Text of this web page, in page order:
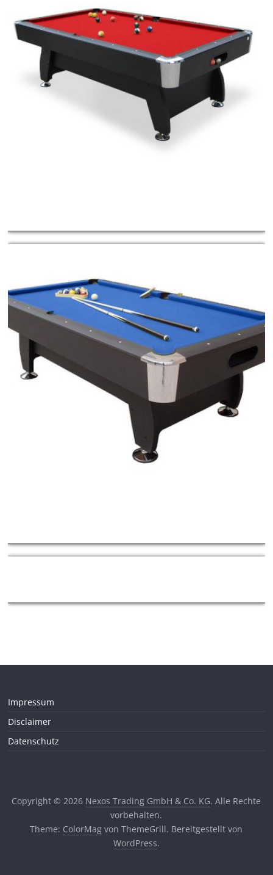
Impressum
Disclaimer
Datenschutz
Copyright © 2026 Nexos Trading GmbH & Co. KG. Alle Rechte
vorbehalten.
Theme: ColorMag von ThemeGrill. Bereitgestellt von
WordPress.